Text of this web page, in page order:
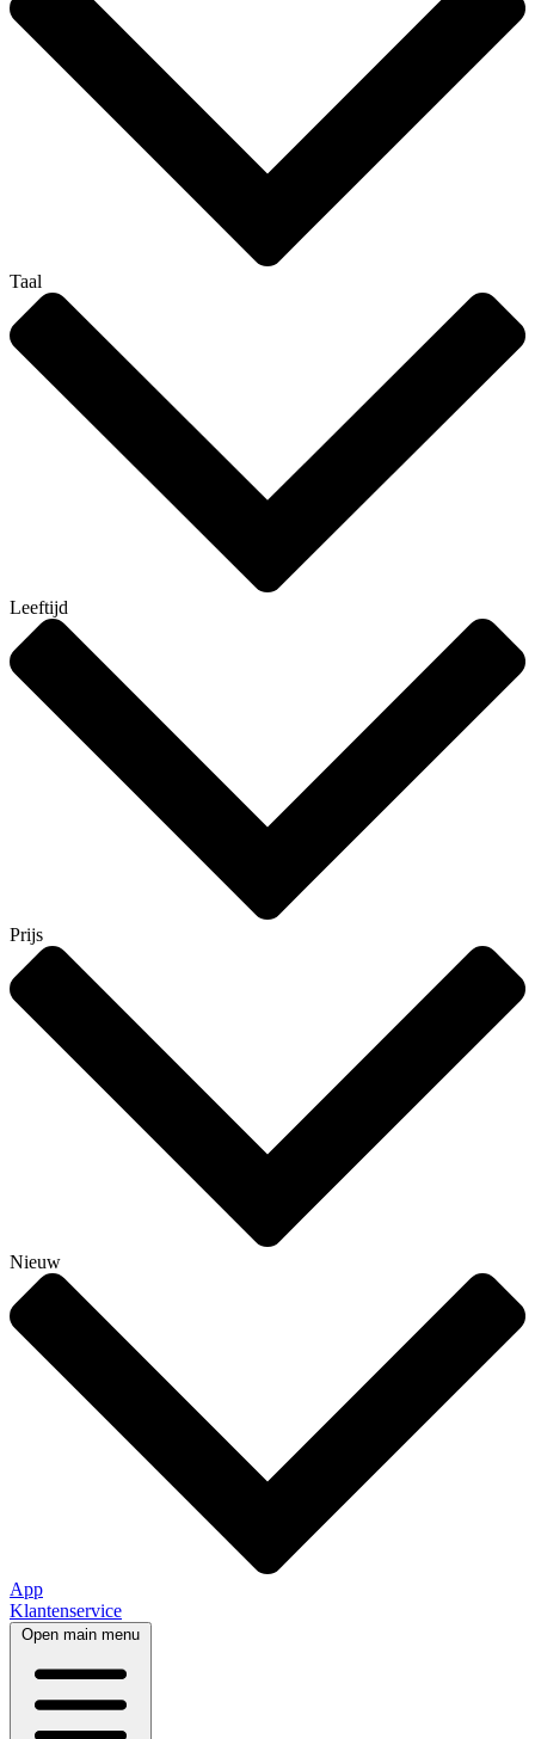
Taal
Leeftijd
Prijs
Nieuw
App
Klantenservice
Open main menu